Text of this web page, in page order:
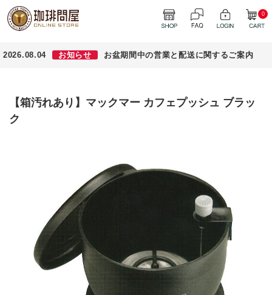
0
2026.08.04 お知らせ お盆期間中の営業と配送に関するご案内
【箱汚れあり】マックマー カフェプッシュ ブラッ
ク